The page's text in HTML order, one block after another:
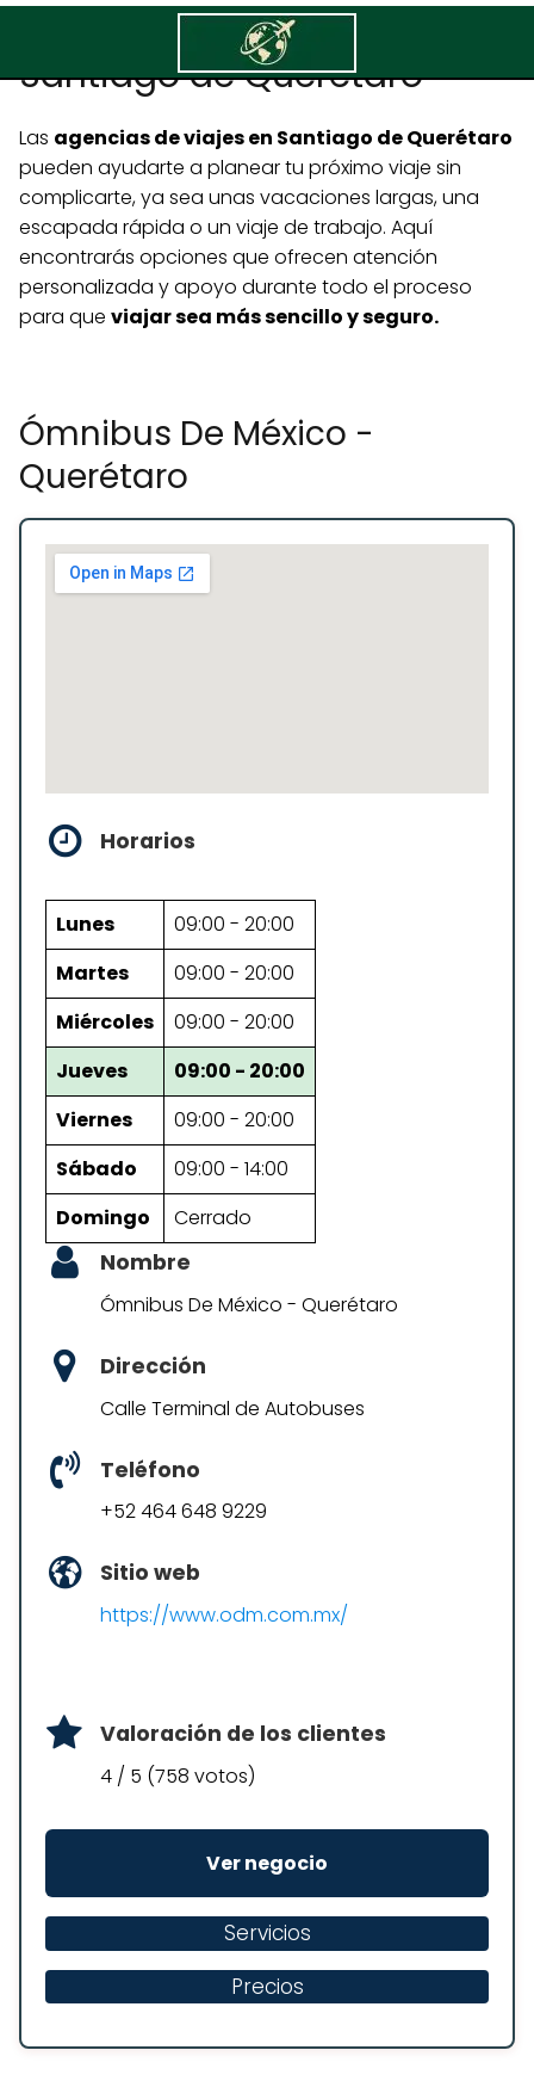
Agencias de viajes en
Santiago de Querétaro
Las agencias de viajes en Santiago de Querétaro
pueden ayudarte a planear tu próximo viaje sin
complicarte, ya sea unas vacaciones largas, una
escapada rápida o un viaje de trabajo. Aquí
encontrarás opciones que ofrecen atención
personalizada y apoyo durante todo el proceso
para que viajar sea más sencillo y seguro.
Ómnibus De México -
Querétaro
Horarios
Lunes
09:00 - 20:00
Martes
09:00 - 20:00
Miércoles
09:00 - 20:00
Jueves
09:00 - 20:00
Viernes
09:00 - 20:00
Sábado
09:00 - 14:00
Domingo
Cerrado
Nombre
Ómnibus De México - Querétaro
Dirección
Calle Terminal de Autobuses
Teléfono
+52 464 648 9229
Sitio web
https://www.odm.com.mx/
Valoración de los clientes
4 / 5 (758 votos)
Ver negocio
Servicios
Precios